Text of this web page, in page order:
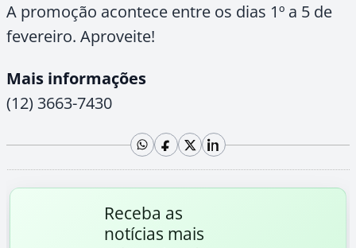
A promoção acontece entre os dias 1º a 5 de
fevereiro. Aproveite!
Mais informações
(12) 3663-7430
Receba as
notícias mais